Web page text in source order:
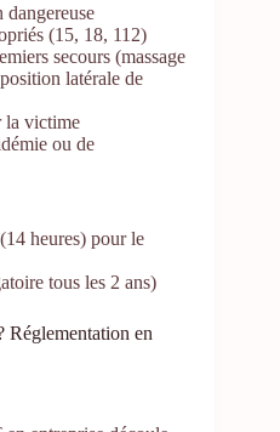
dangereuse
(15, 18, 112)
secours (massage
latérale de
la victime
ou de
heures) pour le
tous les 2 ans)
Réglementation en